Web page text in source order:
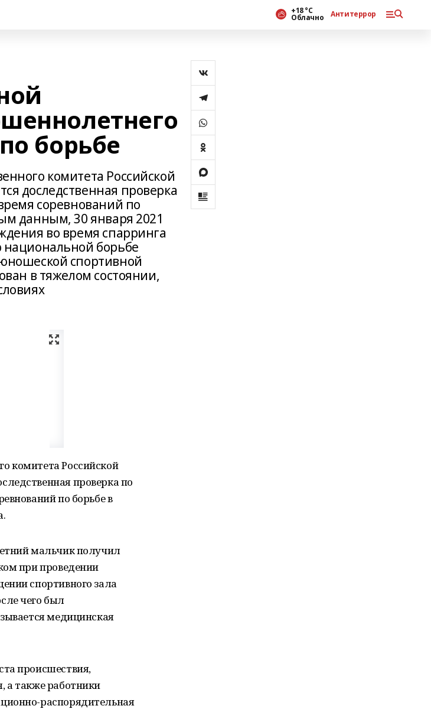
+18 °С
Облачно Антитеррор
борьбе
комитета Российской
доследственная проверка
соревнований по
данным, 30 января 2021
во время спарринга
национальной борьбе
спортивной
в тяжелом состоянии,
комитета Российской
проверка по
по борьбе в
мальчик получил
при проведении
спортивного зала
чего был
медицинская
происшествия,
а также работники
распорядительная